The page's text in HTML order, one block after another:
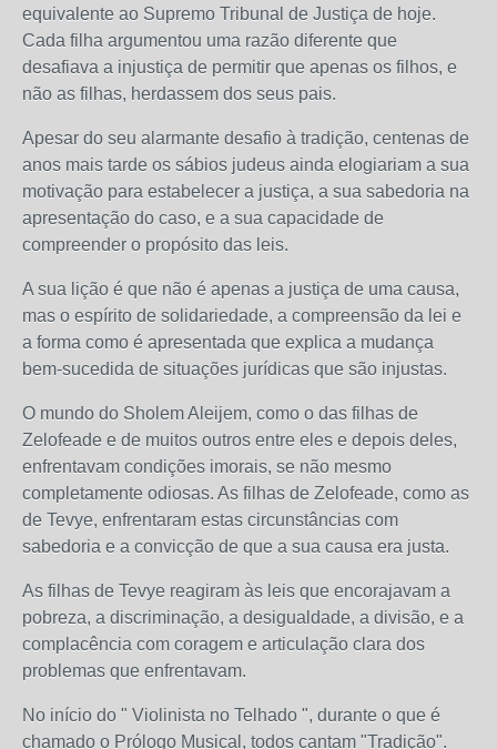
equivalente ao Supremo Tribunal de Justiça de hoje.
Cada filha argumentou uma razão diferente que
desafiava a injustiça de permitir que apenas os filhos, e
não as filhas, herdassem dos seus pais.
Apesar do seu alarmante desafio à tradição, centenas de
anos mais tarde os sábios judeus ainda elogiariam a sua
motivação para estabelecer a justiça, a sua sabedoria na
apresentação do caso, e a sua capacidade de
compreender o propósito das leis.
A sua lição é que não é apenas a justiça de uma causa,
mas o espírito de solidariedade, a compreensão da lei e
a forma como é apresentada que explica a mudança
bem-sucedida de situações jurídicas que são injustas.
O mundo do Sholem Aleijem, como o das filhas de
Zelofeade e de muitos outros entre eles e depois deles,
enfrentavam condições imorais, se não mesmo
completamente odiosas. As filhas de Zelofeade, como as
de Tevye, enfrentaram estas circunstâncias com
sabedoria e a convicção de que a sua causa era justa.
As filhas de Tevye reagiram às leis que encorajavam a
pobreza, a discriminação, a desigualdade, a divisão, e a
complacência com coragem e articulação clara dos
problemas que enfrentavam.
No início do " Violinista no Telhado ", durante o que é
chamado o Prólogo Musical, todos cantam "Tradição".